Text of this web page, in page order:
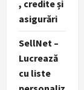
, credite și
asigurări
SellNet –
Lucrează
cu liste